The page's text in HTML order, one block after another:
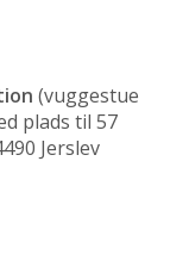
(vuggestue
plads til 57
Jerslev